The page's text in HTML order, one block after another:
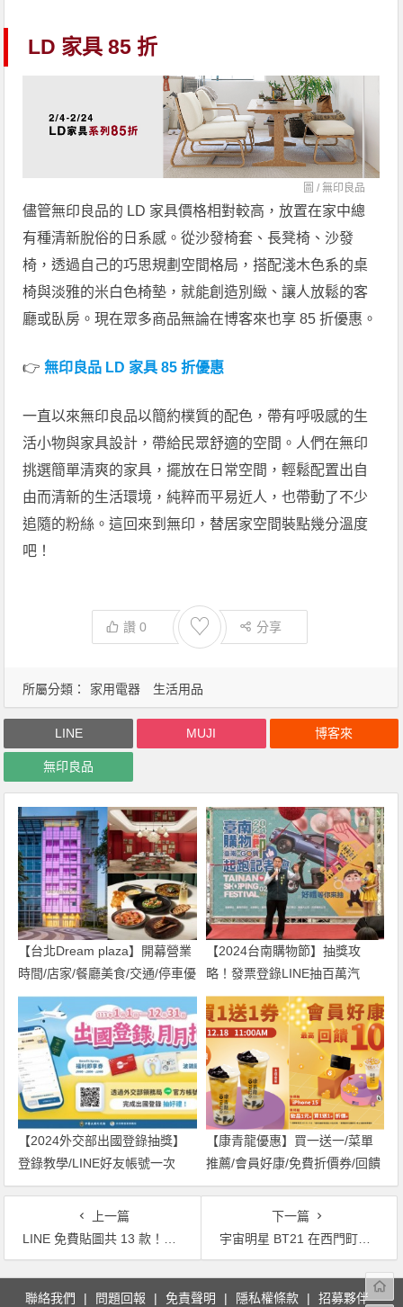
LD 家具 85 折
圖 /無印良品
儘管無印良品的 LD 家具價格相對較高，放置在家中總
有種清新脫俗的日系感。從沙發椅套、長凳椅、沙發
椅，透過自己的巧思規劃空間格局，搭配淺木色系的桌
椅與淡雅的米白色椅墊，就能創造別緻、讓人放鬆的客
廳或臥房。現在眾多商品無論在博客來也享 85 折優惠。
👉無印良品 LD 家具 85 折優惠
一直以來無印良品以簡約樸質的配色，帶有呼吸感的生
活小物與家具設計，帶給民眾舒適的空間。人們在無印
挑選簡單清爽的家具，擺放在日常空間，輕鬆配置出自
由而清新的生活環境，純粹而平易近人，也帶動了不少
追隨的粉絲。這回來到無印，替居家空間裝點幾分溫度
吧！
讚0 ♡ 分享
所屬分類： 家用電器 生活用品
LINE MUJI 博客來
無印良品
【台北Dream plaza】開幕營業
時間/店家/餐廳美食/交通/停車優
惠一次看！
【2024台南購物節】抽獎攻
略！發票登錄LINE抽百萬汽
車、鑽戒
【2024外交部出國登錄抽獎】
登錄教學/LINE好友帳號一次
看，旅遊補助最高5000元！
【康青龍優惠】買一送一/菜單
推薦/會員好康/免費折價券/回饋
整理
上一篇
LINE 免費貼圖共 13 款！消極、治癒性貼圖限時領取
下一篇
宇宙明星 BT21 在西門町！iPhone12、機車等你抽！隱藏優惠有哪些？
文
聯絡我們 問題回報 免責聲明 隱私權條款 招募夥伴